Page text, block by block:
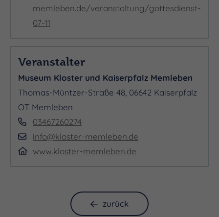
memleben.de/veranstaltung/gottesdienst-
07-11
Veranstalter
Museum Kloster und Kaiserpfalz Memleben
Thomas-Müntzer-Straße 48, 06642 Kaiserpfalz
OT Memleben
03467260274
info@kloster-memleben.de
www.kloster-memleben.de
zurück